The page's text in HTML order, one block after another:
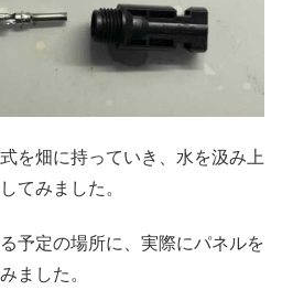
を畑に持っていき、水を汲み上
てみました。
予定の場所に、実際にパネルを
ました。